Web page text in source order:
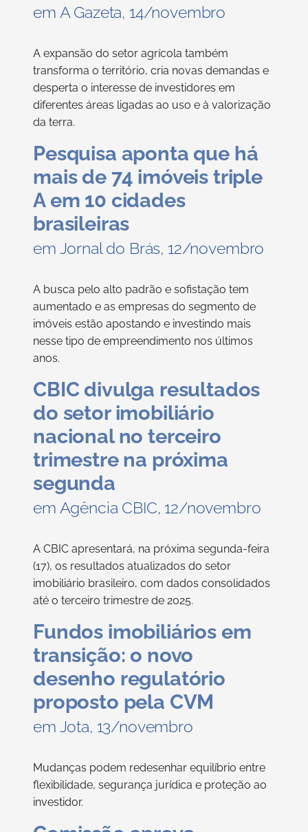
em A Gazeta, 14/novembro
A expansão do setor agrícola também
transforma o território, cria novas demandas e
desperta o interesse de investidores em
diferentes áreas ligadas ao uso e à valorização
da terra.
Pesquisa aponta que há
mais de 74 imóveis triple
A em 10 cidades
brasileiras
em Jornal do Brás, 12/novembro
A busca pelo alto padrão e sofistação tem
aumentado e as empresas do segmento de
imóveis estão apostando e investindo mais
nesse tipo de empreendimento nos últimos
anos.
CBIC divulga resultados
do setor imobiliário
nacional no terceiro
trimestre na próxima
segunda
em Agência CBIC, 12/novembro
A CBIC apresentará, na próxima segunda-feira
(17), os resultados atualizados do setor
imobiliário brasileiro, com dados consolidados
até o terceiro trimestre de 2025.
Fundos imobiliários em
transição: o novo
desenho regulatório
proposto pela CVM
em Jota, 13/novembro
Mudanças podem redesenhar equilíbrio entre
flexibilidade, segurança jurídica e proteção ao
investidor.